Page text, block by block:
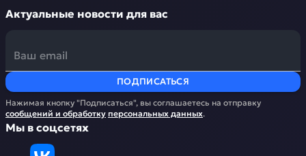
Актуальные новости для вас
ПОДПИСАТЬСЯ
Нажимая кнопку "Подписаться", вы соглашаетесь на отправку
сообщений и обработку персональных данных.
Мы в соцсетях